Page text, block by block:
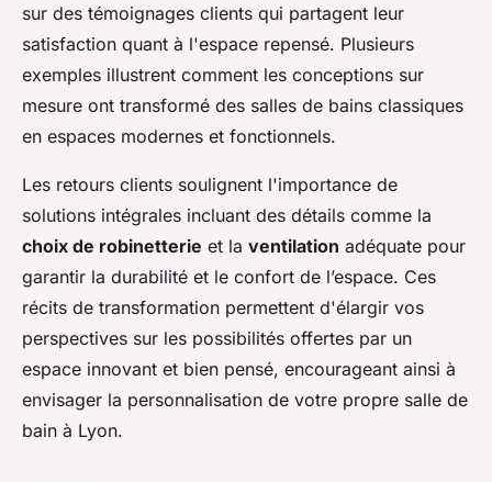
sur des témoignages clients qui partagent leur
satisfaction quant à l'espace repensé. Plusieurs
exemples illustrent comment les conceptions sur
mesure ont transformé des salles de bains classiques
en espaces modernes et fonctionnels.
Les retours clients soulignent l'importance de
solutions intégrales incluant des détails comme la
choix de robinetterie et la ventilation adéquate pour
garantir la durabilité et le confort de l’espace. Ces
récits de transformation permettent d'élargir vos
perspectives sur les possibilités offertes par un
espace innovant et bien pensé, encourageant ainsi à
envisager la personnalisation de votre propre salle de
bain à Lyon.